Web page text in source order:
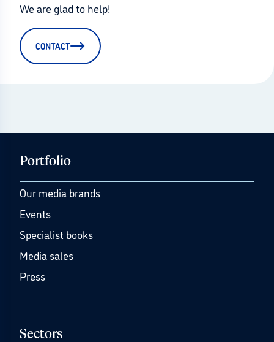
We are glad to help!
CONTACT
Portfolio
Our media brands
Events
Specialist books
Media sales
Press
Sectors